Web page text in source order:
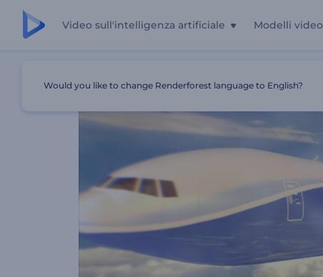
Video sull'intelligenza artificiale Modelli video
Would you like to change Renderforest language to English?